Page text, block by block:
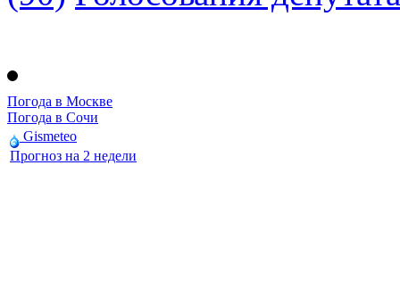
Погода в Москве
Погода в Сочи
Gismeteo
Прогноз на 2 недели